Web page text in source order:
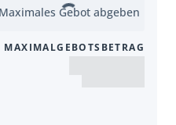
Maximales Gebot abgeben
MAXIMALGEBOTSBETRAG